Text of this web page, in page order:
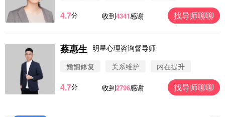
4.7分 收到4341感谢 找导师聊聊
蔡惠生 明星心理咨询督导师
婚姻修复
关系维护 内在提升
4.7分 收到2796感谢 找导师聊聊
微信用户 圆圈 通过此页面咨询，已获得专属情感方
案
微信用户 Vnno 通过此页面咨询，已获得专属情感方